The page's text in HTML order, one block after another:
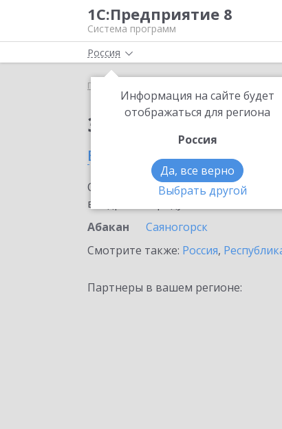
1С:Предприятие 8
Система программ
Россия
Информация на сайте будет
отображаться для региона
Россия
Да, все верно
Выбрать другой
Главная 1С-
Заказать 1С-ЭПД
в Абакане
Ознакомьтесь с
внедрение продукта.
Абакан
Саяногорск
Смотрите также: Россия,
Партнеры в вашем регионе: